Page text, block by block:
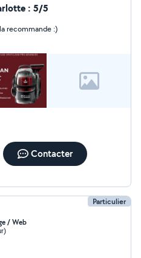
tâches les plus tenaces,
solution lavante et 4
N'hésitez pas à
: 5/5
très professionnelle je la recommande :)
Contacter
Particulier
/ Web